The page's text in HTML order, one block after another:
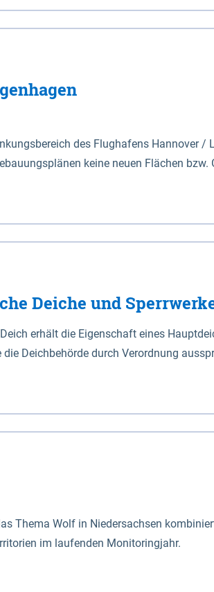
Schnackenburg im Osten und
Das Biosphärenreservat umfasst
des Flughafens Hannover /
keine neuen Flächen bzw.
Deiche und
erhält die Eigenschaft eines
Deichbehörde durch Verordnung
Deichgesetzes (NDG). Die
zu dienen bestimmt sind (§2 Abs.3
Widmung, die die Deichbehörde durch
Thema Wolf in Niedersachsen
im laufenden Monitoringjahr.